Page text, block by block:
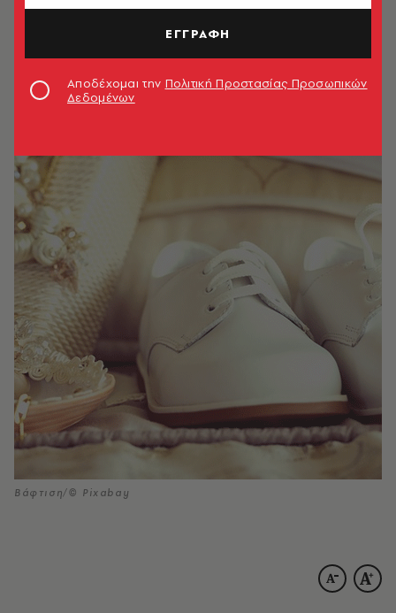
Βάφτιση/© Pixabay
ΕΓΓΡΑΦΗ
Αποδέχομαι την Πολιτική Προστασίας Προσωπικών
Δεδομένων